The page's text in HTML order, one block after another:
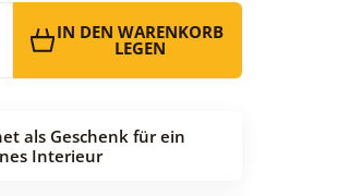
IN DEN WARENKORB
LEGEN
als Geschenk für ein
Interieur